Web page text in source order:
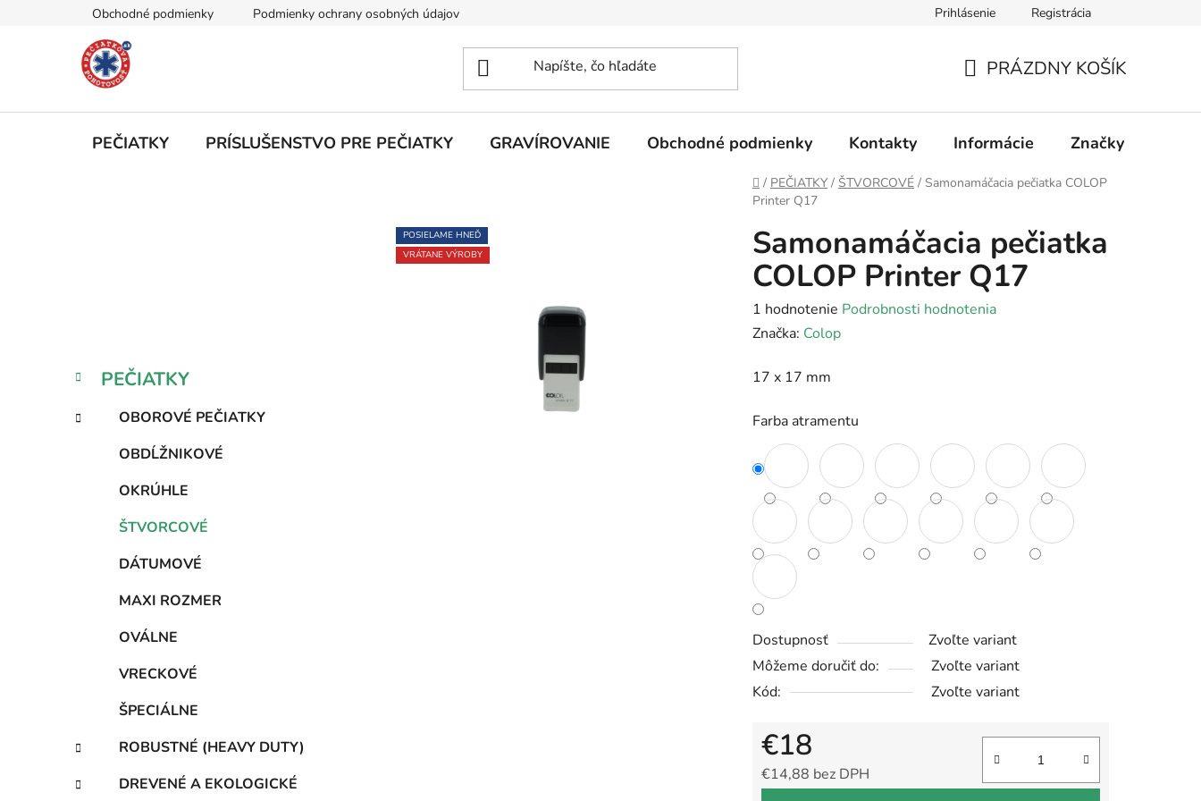
Obchodné podmienky Podmienky ochrany osobných údajov Prihlásenie Registrácia
KOŠÍK
PRÁZDNY KOŠÍK
PEČIATKY PRÍSLUŠENSTVO PRE PEČIATKY GRAVÍROVANIE Obchodné podmienky Kontakty Informácie Značky
Domov
/ PEČIATKY / ŠTVORCOVÉ / Samonamáčacia pečiatka COLOP
Printer Q17
n
l
Preskočiť
kategórie
K
a
e
PEČIATKY
OBOROVÉ PEČIATKY
OBDĹŽNIKOVÉ
OKRÚHLE
ŠTVORCOVÉ
DÁTUMOVÉ
MAXI ROZMER
OVÁLNE
VRECKOVÉ
ŠPECIÁLNE
ROBUSTNÉ (HEAVY DUTY)
DREVENÉ A EKOLOGICKÉ
Samonamáčacia pečiatka
COLOP Printer Q17
Priemerné
hodnotenie
je
z
hviezdičiek.
1 hodnotenie Podrobnosti hodnotenia
Značka: Colop
17 x 17 mm
Farba atramentu
Dostupnosť
Zvoľte variant
Môžeme doručiť do:
Zvoľte variant
Kód:
Zvoľte variant
€18
€14,88 bez DPH
POSIELAME HNEĎ
VRÁTANE VÝROBY